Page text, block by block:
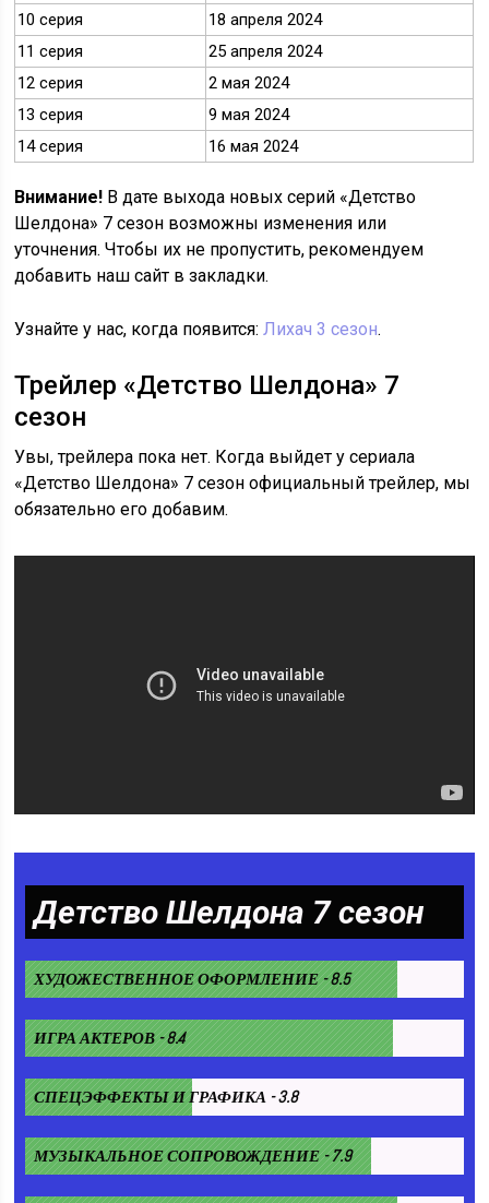
10 серия
18 апреля 2024
11 серия
25 апреля 2024
12 серия
2 мая 2024
13 серия
9 мая 2024
14 серия
16 мая 2024
Внимание! В дате выхода новых серий «Детство
Шелдона» 7 сезон возможны изменения или
уточнения. Чтобы их не пропустить, рекомендуем
добавить наш сайт в закладки.
Узнайте у нас, когда появится:Лихач 3 сезон.
Трейлер «Детство Шелдона» 7
сезон
Увы, трейлера пока нет. Когда выйдет у сериала
«Детство Шелдона» 7 сезон официальный трейлер, мы
обязательно его добавим.
Детство Шелдона 7 сезон
ХУДОЖЕСТВЕННОЕ ОФОРМЛЕНИЕ - 8.5
ИГРА АКТЕРОВ - 8.4
СПЕЦЭФФЕКТЫ И ГРАФИКА - 3.8
МУЗЫКАЛЬНОЕ СОПРОВОЖДЕНИЕ - 7.9